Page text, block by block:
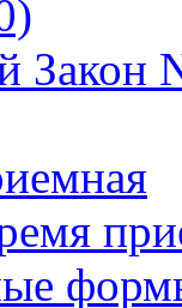
Закон